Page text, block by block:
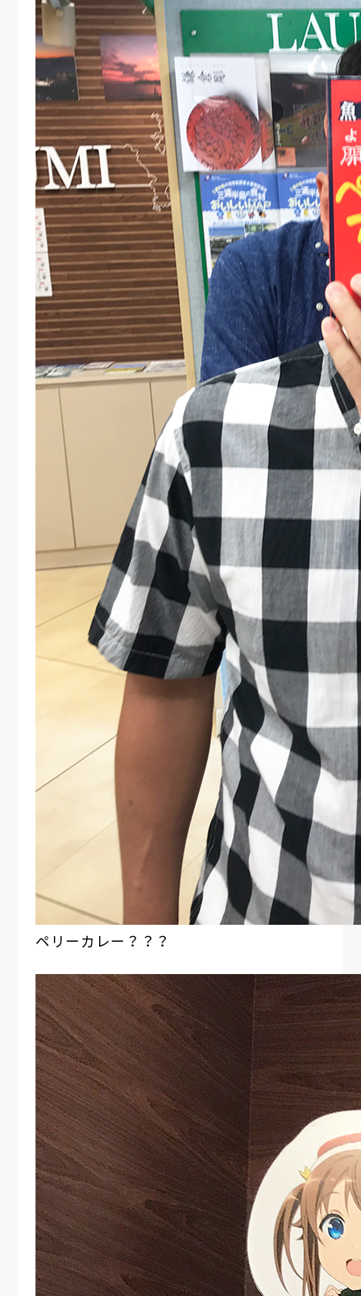
ペリーカレー？？？